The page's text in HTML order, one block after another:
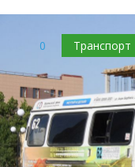
0 Транспорт